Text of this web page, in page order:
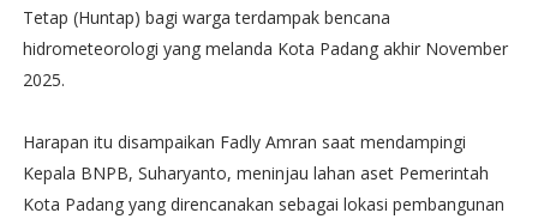
Tetap (Huntap) bagi warga terdampak bencana
hidrometeorologi yang melanda Kota Padang akhir November
2025.
Harapan itu disampaikan Fadly Amran saat mendampingi
Kepala BNPB, Suharyanto, meninjau lahan aset Pemerintah
Kota Padang yang direncanakan sebagai lokasi pembangunan